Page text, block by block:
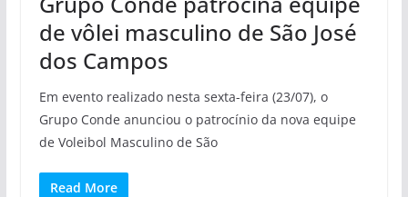
de vôlei masculino de São José
dos Campos
Em evento realizado nesta sexta-feira (23/07), o
Grupo Conde anunciou o patrocínio da nova equipe
de Voleibol Masculino de São
Read More